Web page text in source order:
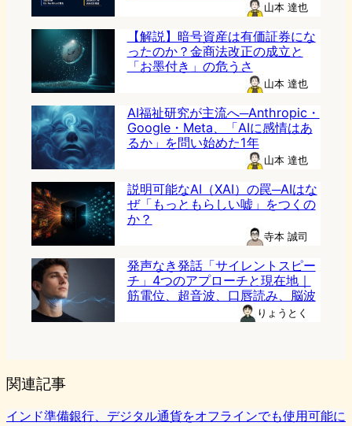
山本 達也
【解説】暗号資産は有価証券にな
ったのか？金商法改正の成立と
「お墨付き」の危うさ
山本 達也
AI福祉研究が主流へ─Anthropic・
Google・Meta、「AIに感情はあ
るか」を問い始めた1年
山本 達也
説明可能なAI（XAI）の罠─AIはな
ぜ「もっともらしい嘘」をつくの
か？
寺本 誠司
発声なき発話「サイレントスピー
チ」4つのアプローチと現在地｜
筋電位、超音波、口唇読み、脳波
りょうとく
関連記事
インド準備銀行、デジタル通貨をオフラインでも使用可能に